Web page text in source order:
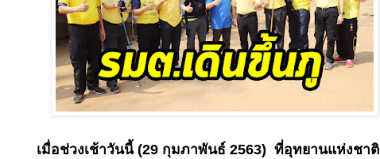
เมื่อช่วงเช้าวันนี้ (29 กุมภาพันธ์ 2563) ที่อุทยานแห่งชาติ